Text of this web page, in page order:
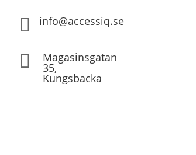
 info@accessiq.se
 Magasinsgatan
35,
Kungsbacka